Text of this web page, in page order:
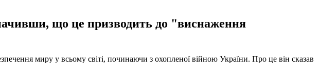
що це призводить до "виснаження
миру у всьому світі, починаючи з охопленої війною України. Про це він сказав